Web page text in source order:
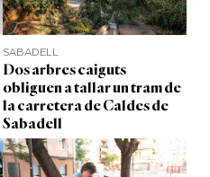
SABADELL
Dos arbres caiguts
obliguen a tallar un tram de
la carretera de Caldes de
Sabadell